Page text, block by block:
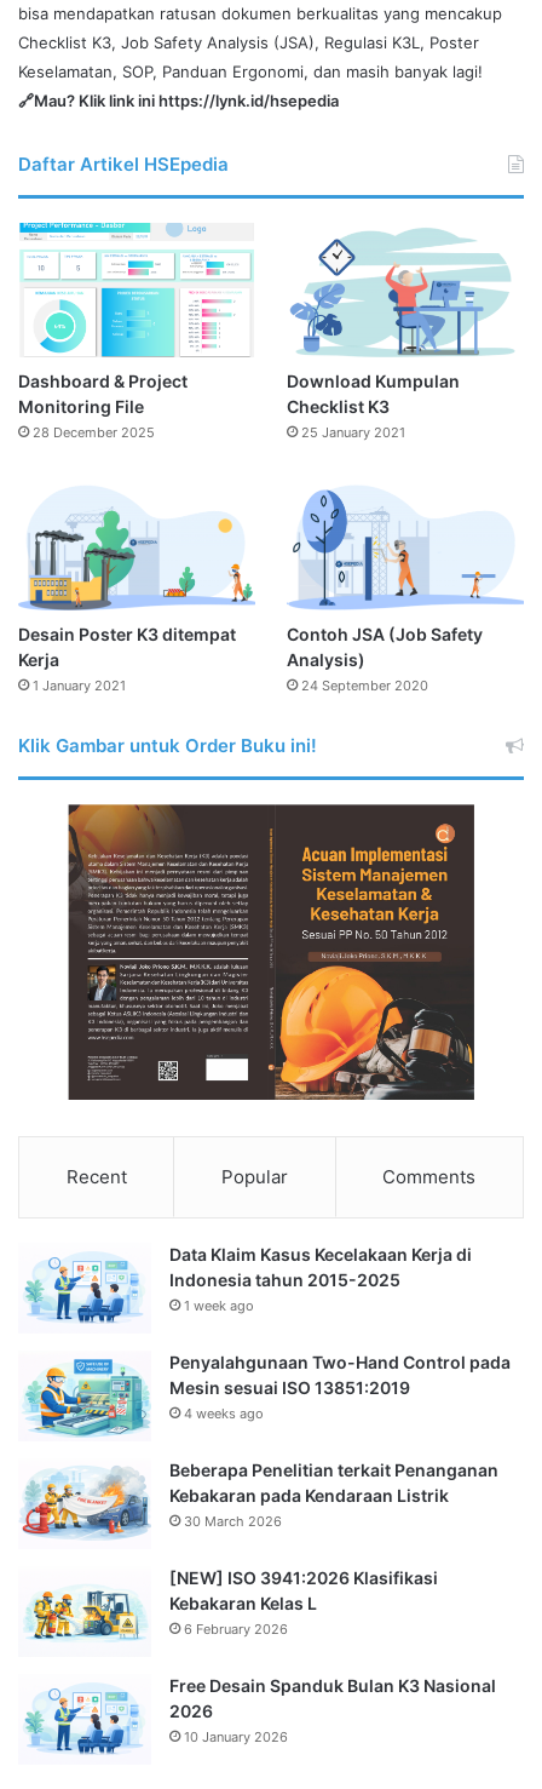
bisa mendapatkan ratusan dokumen berkualitas yang mencakup
Checklist K3, Job Safety Analysis (JSA), Regulasi K3L, Poster
Keselamatan, SOP, Panduan Ergonomi, dan masih banyak lagi!
🔗Mau? Klik link inihttps://lynk.id/hsepedia
Daftar Artikel HSEpedia
Dashboard & Project
Monitoring File
28 December 2025
Download Kumpulan
Checklist K3
25 January 2021
Desain Poster K3 ditempat
Kerja
1 January 2021
Contoh JSA (Job Safety
Analysis)
24 September 2020
Klik Gambar untuk Order Buku ini!
Recent Popular Comments
Data Klaim Kasus Kecelakaan Kerja di
Indonesia tahun 2015-2025
1 week ago
Penyalahgunaan Two-Hand Control pada
Mesin sesuai ISO 13851:2019
4 weeks ago
Beberapa Penelitian terkait Penanganan
Kebakaran pada Kendaraan Listrik
30 March 2026
[NEW] ISO 3941:2026 Klasifikasi
Kebakaran Kelas L
6 February 2026
Free Desain Spanduk Bulan K3 Nasional
2026
10 January 2026